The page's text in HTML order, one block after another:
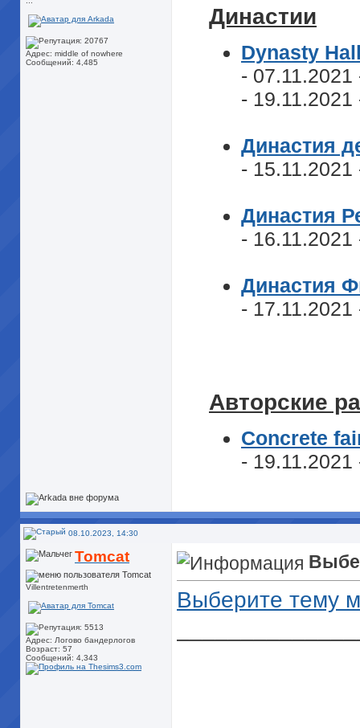
Адрес: middle of nowhere
Сообщений: 4,485
Династии
Dynasty
-
-
Династия
-
Династия
-
Династия
-
Авторские
Concrete
-
08.10.2023, 14:30
Tomcat
Villentretenmerth
Адрес: Логово бандерлогов
Возраст: 57
Сообщений: 4,343
Выберите тему